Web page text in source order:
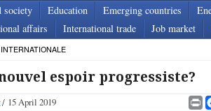
society Education Emerging countries
affairs International trade Job market
espoir progressiste?
15 April 2019